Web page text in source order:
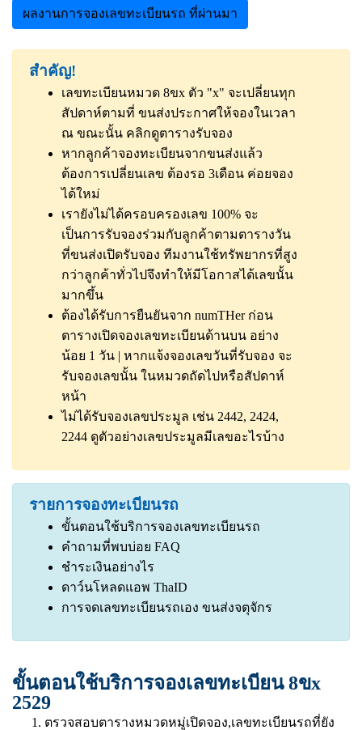
ผลงานการจองเลขทะเบียนรถ ที่ผ่านมา
สำคัญ!
เลขทะเบียนหมวด 8ขx ตัว "x" จะเปลี่ยนทุก
สัปดาห์ตามที่ ขนส่งประกาศให้จองในเวลา
ณ ขณะนั้น คลิกดูตารางรับจอง
หากลูกค้าจองทะเบียนจากขนส่งแล้ว
ต้องการเปลี่ยนเลข ต้องรอ 3เดือน ค่อยจอง
ได้ใหม่
เรายังไม่ได้ครอบครองเลข 100% จะ
เป็นการรับจองร่วมกับลูกค้าตามตารางวัน
ที่ขนส่งเปิดรับจอง ทีมงานใช้ทรัพยากรที่สูง
กว่าลูกค้าทั่วไปจึงทำให้มีโอกาสได้เลขนั้น
มากขึ้น
ต้องได้รับการยืนยันจาก numTHer ก่อน
ตารางเปิดจองเลขทะเบียนด้านบน อย่าง
น้อย 1 วัน | หากแจ้งจองเลขวันที่รับจอง จะ
รับจองเลขนั้น ในหมวดถัดไปหรือสัปดาห์
หน้า
ไม่ได้รับจองเลขประมูล เช่น 2442, 2424,
2244 ดูตัวอย่างเลขประมูลมีเลขอะไรบ้าง
รายการจองทะเบียนรถ
ขั้นตอนใช้บริการจองเลขทะเบียนรถ
คำถามที่พบบ่อย FAQ
ชำระเงินอย่างไร
ดาว์นโหลดแอพ ThaID
การจดเลขทะเบียนรถเอง ขนส่งจตุจักร
ขั้นตอนใช้บริการจองเลขทะเบียน 8ขx
2529
ตรวจสอบตารางหมวดหมู่เปิดจอง,เลขทะเบียนรถที่ยัง